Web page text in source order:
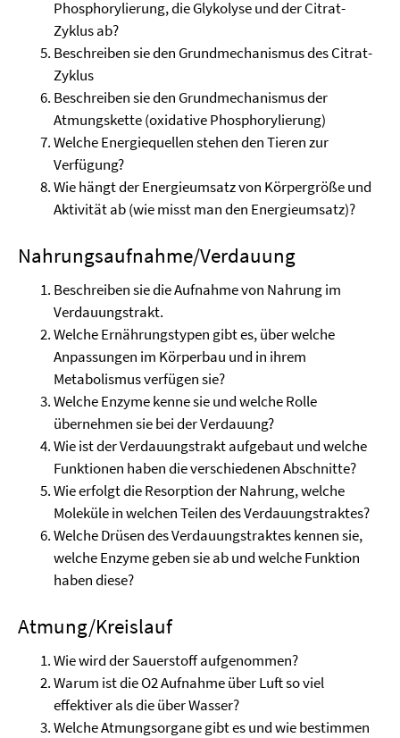
Phosphorylierung, die Glykolyse und der Citrat-
Zyklus ab?
Beschreiben sie den Grundmechanismus des Citrat-
Zyklus
Beschreiben sie den Grundmechanismus der
Atmungskette (oxidative Phosphorylierung)
Welche Energiequellen stehen den Tieren zur
Verfügung?
Wie hängt der Energieumsatz von Körpergröße und
Aktivität ab (wie misst man den Energieumsatz)?
Nahrungsaufnahme/Verdauung
Beschreiben sie die Aufnahme von Nahrung im
Verdauungstrakt.
Welche Ernährungstypen gibt es, über welche
Anpassungen im Körperbau und in ihrem
Metabolismus verfügen sie?
Welche Enzyme kenne sie und welche Rolle
übernehmen sie bei der Verdauung?
Wie ist der Verdauungstrakt aufgebaut und welche
Funktionen haben die verschiedenen Abschnitte?
Wie erfolgt die Resorption der Nahrung, welche
Moleküle in welchen Teilen des Verdauungstraktes?
Welche Drüsen des Verdauungstraktes kennen sie,
welche Enzyme geben sie ab und welche Funktion
haben diese?
Atmung/Kreislauf
Wie wird der Sauerstoff aufgenommen?
Warum ist die O2 Aufnahme über Luft so viel
effektiver als die über Wasser?
Welche Atmungsorgane gibt es und wie bestimmen